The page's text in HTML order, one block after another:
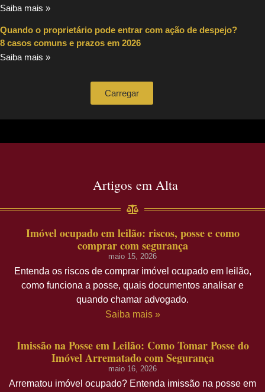
Saiba mais »
Quando o proprietário pode entrar com ação de despejo?
8 casos comuns e prazos em 2026
Saiba mais »
Carregar
Artigos em Alta
Imóvel ocupado em leilão: riscos, posse e como
comprar com segurança
maio 15, 2026
Entenda os riscos de comprar imóvel ocupado em leilão,
como funciona a posse, quais documentos analisar e
quando chamar advogado.
Saiba mais »
Imissão na Posse em Leilão: Como Tomar Posse do
Imóvel Arrematado com Segurança
maio 16, 2026
Arrematou imóvel ocupado? Entenda imissão na posse em